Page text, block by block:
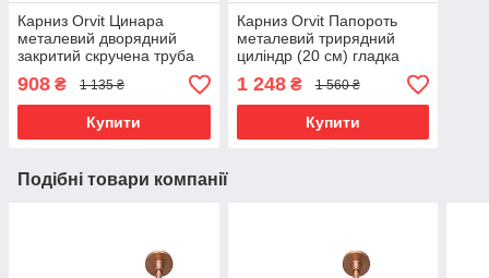
Карниз Orvit Цинара
металевий дворядний
закритий скручена труба
16\16 мм 200 см (00-
00025384)
908 ₴ 1 135 ₴
Купити
Карниз Orvit Папороть
металевий трирядний
циліндр (20 см) гладка
Мідь 16\16\16 мм 200 см
(00-00020444)
1 248₴ 1 560 ₴
Купити
Подібні товари компанії